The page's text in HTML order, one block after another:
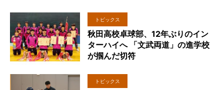
トピックス
秋田高校卓球部、12年ぶりのイン
ターハイへ 「文武両道」の進学校
が掴んだ切符
トピックス